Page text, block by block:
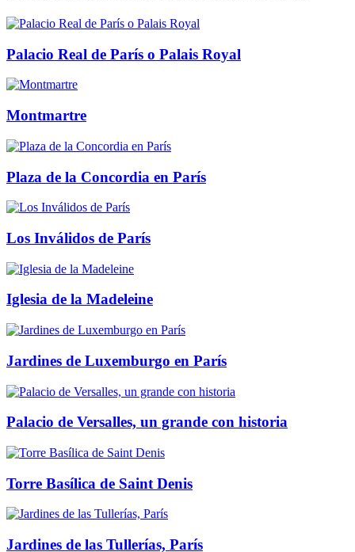
Palacio Real de París o Palais Royal
Montmartre
Plaza de la Concordia en París
Los Inválidos de París
Iglesia de la Madeleine
Jardines de Luxemburgo en París
Palacio de Versalles, un grande con historia
Torre Basílica de Saint Denis
Jardines de las Tullerías, París